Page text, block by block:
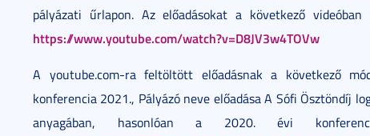
pályázati űrlapon. Az előadásokat a következő
https://www.youtube.com/watch?v=D8JV3w4TOVw
A youtube.com-ra feltöltött előadásnak a következő
konferencia 2021., Pályázó neve előadása A Sófi Ösztöndíj
anyagában, hasonlóan a 2020. évi